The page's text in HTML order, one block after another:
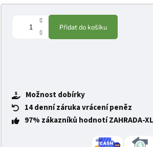
Přidat do košíku
Možnost dobírky
14 denní záruka vrácení peněz
97% zákazníků hodnotí ZAHRADA-